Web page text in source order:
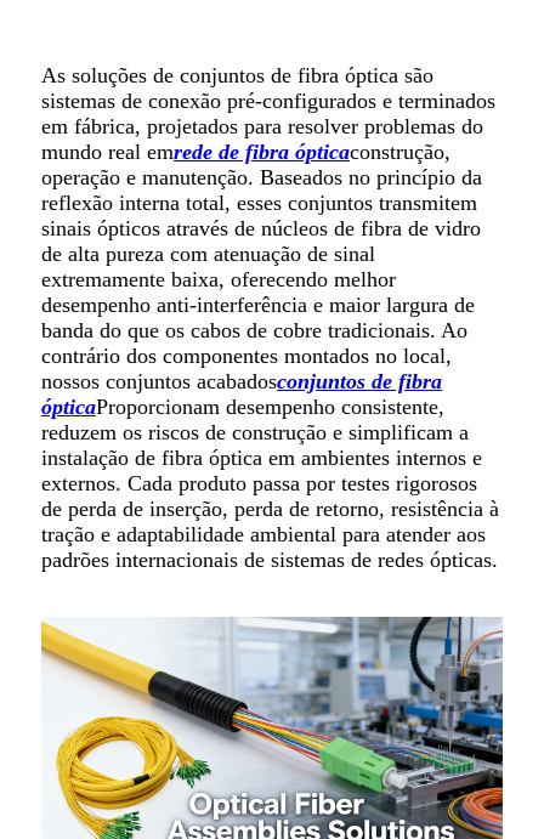
As soluções de conjuntos de fibra óptica são
sistemas de conexão pré-configurados e terminados
em fábrica, projetados para resolver problemas do
mundo real emrede de fibra ópticaconstrução,
operação e manutenção. Baseados no princípio da
reflexão interna total, esses conjuntos transmitem
sinais ópticos através de núcleos de fibra de vidro
de alta pureza com atenuação de sinal
extremamente baixa, oferecendo melhor
desempenho anti-interferência e maior largura de
banda do que os cabos de cobre tradicionais. Ao
contrário dos componentes montados no local,
nossos conjuntos acabadosconjuntos de fibra
ópticaProporcionam desempenho consistente,
reduzem os riscos de construção e simplificam a
instalação de fibra óptica em ambientes internos e
externos. Cada produto passa por testes rigorosos
de perda de inserção, perda de retorno, resistência à
tração e adaptabilidade ambiental para atender aos
padrões internacionais de sistemas de redes ópticas.